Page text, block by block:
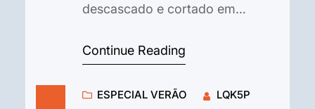
descascado e cortado em
açúcar. 1/2 xícara (chá) de água.
leite condensado. 2 medidas da
Continue Reading
ESPECIAL VERÃO LQK5P